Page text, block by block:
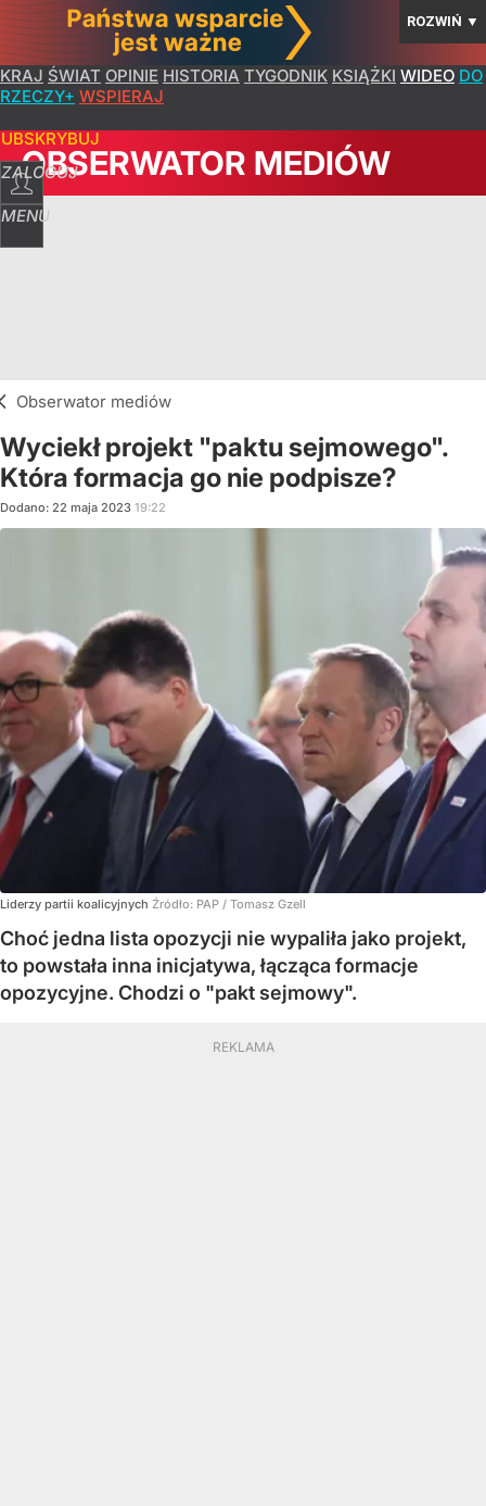
ROZWIŃ ▼
KRAJ ŚWIAT OPINIE HISTORIA TYGODNIK KSIĄŻKI WIDEO DO
RZECZY+ WSPIERAJ
ZALOGUJ
MENU
OBSERWATOR MEDIÓW
Obserwator mediów
Wyciekł projekt "paktu sejmowego".
Która formacja go nie podpisze?
Dodano: 22 maja 2023 19:22
Liderzy partii koalicyjnych Źródło: PAP / Tomasz Gzell
Choć jedna lista opozycji nie wypaliła jako projekt,
to powstała inna inicjatywa, łącząca formacje
opozycyjne. Chodzi o "pakt sejmowy".